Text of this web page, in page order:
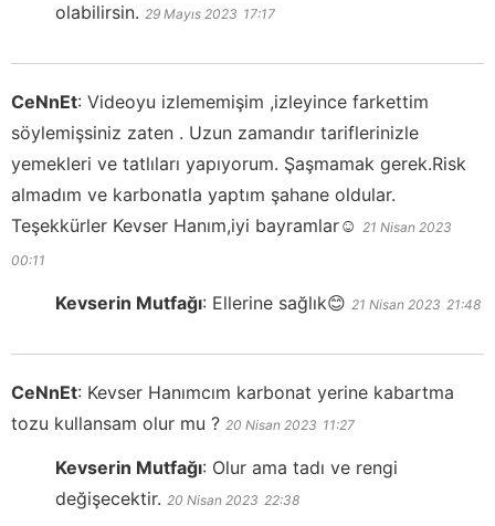
olabilirsin. 29 Mayıs 2023 17:17
CeNnEt: Videoyu izlememişim ,izleyince farkettim
söylemişsiniz zaten . Uzun zamandır tariflerinizle
yemekleri ve tatlıları yapıyorum. Şaşmamak gerek.Risk
almadım ve karbonatla yaptım şahane oldular.
Teşekkürler Kevser Hanım,iyi bayramlar☺️ 21 Nisan 2023
00:11
Kevserin Mutfağı: Ellerine sağlık😊 21 Nisan 2023 21:48
CeNnEt: Kevser Hanımcım karbonat yerine kabartma
tozu kullansam olur mu ? 20 Nisan 2023 11:27
Kevserin Mutfağı: Olur ama tadı ve rengi
değişecektir. 20 Nisan 2023 22:38